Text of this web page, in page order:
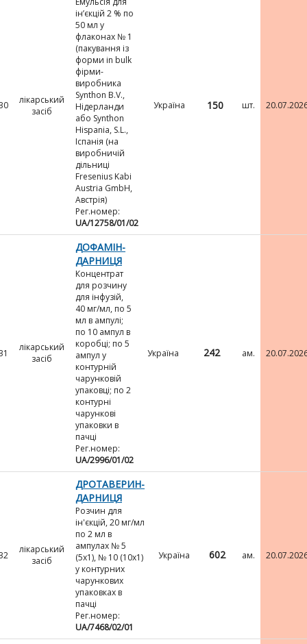
лікарський
засіб
ін’єкцій 2 % по
50 мл у
флаконах № 1
(пакування із
форми in bulk
фірми-
виробника
Synthon B.V.,
Нідерланди
або Synthon
Hispania, S.L.,
Іспанія (на
виробничій
дільниці
Fresenius Kabi
Austria GmbH,
Австрія)
Рег.номер:
UA/12758/01/02
Україна 150 шт.
лікарський
засіб
ДОФАМІН-
ДАРНИЦЯ
Концентрат
для розчину
для інфузій,
40 мг/мл, по 5
мл в ампулі;
по 10 ампул в
коробці; по 5
ампул у
контурній
чарунковій
упаковці; по 2
контурні
чарункові
упаковки в
пачці
Рег.номер:
UA/2996/01/02
Україна 242 ам.
лікарський
засіб
ДРОТАВЕРИН-
ДАРНИЦЯ
Розчин для
ін'єкцій, 20 мг/мл
по 2 мл в
ампулах № 5
(5х1), № 10 (10х1)
у контурних
чарункових
упаковках в
пачці
Рег.номер:
UA/7468/02/01
Україна 602 ам.